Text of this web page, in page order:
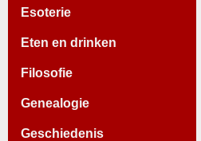
Esoterie
Eten en drinken
Filosofie
Genealogie
Geschiedenis